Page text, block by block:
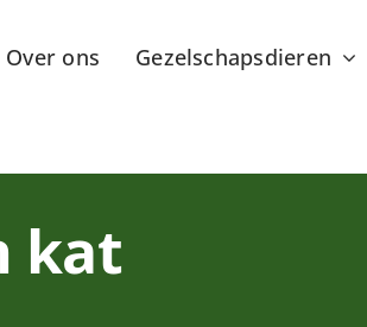
Over ons Gezelschapsdieren
kat